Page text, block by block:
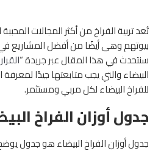
تُعد تربية الفراخ من أكثر المجالات
بيوتهم وهى أيضًا من أفضل المشاريع في
سنتحدث في هذا المقال عبر جريدة “القرار
البيضاء والتي يجب متابعتها جيدًا
للفراخ البيضاء لكل مربي ومستثمر.
جدول أوزان الفراخ
جدول أوزان الفراخ البيضاء هو جدول